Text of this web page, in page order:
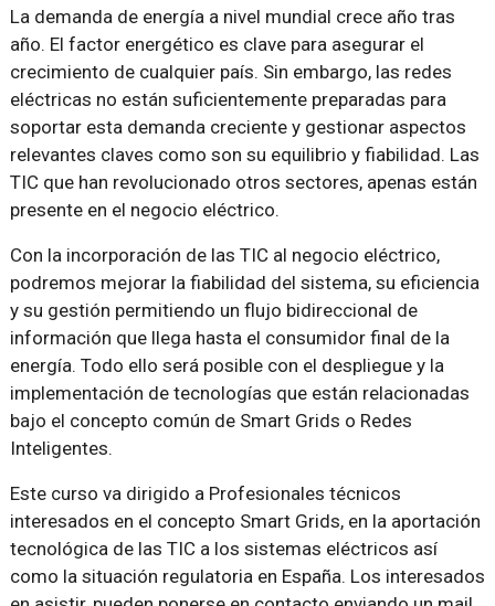
La demanda de energía a nivel mundial crece año tras
año. El factor energético es clave para asegurar el
crecimiento de cualquier país. Sin embargo, las redes
eléctricas no están suficientemente preparadas para
soportar esta demanda creciente y gestionar aspectos
relevantes claves como son su equilibrio y fiabilidad. Las
TIC que han revolucionado otros sectores, apenas están
presente en el negocio eléctrico.
Con la incorporación de las TIC al negocio eléctrico,
podremos mejorar la fiabilidad del sistema, su eficiencia
y su gestión permitiendo un flujo bidireccional de
información que llega hasta el consumidor final de la
energía. Todo ello será posible con el despliegue y la
implementación de tecnologías que están relacionadas
bajo el concepto común de Smart Grids o Redes
Inteligentes.
Este curso va dirigido a Profesionales técnicos
interesados en el concepto Smart Grids, en la aportación
tecnológica de las TIC a los sistemas eléctricos así
como la situación regulatoria en España. Los interesados